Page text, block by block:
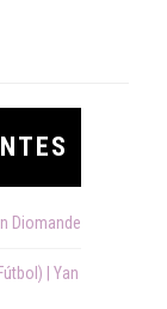
Diomande
| Yan